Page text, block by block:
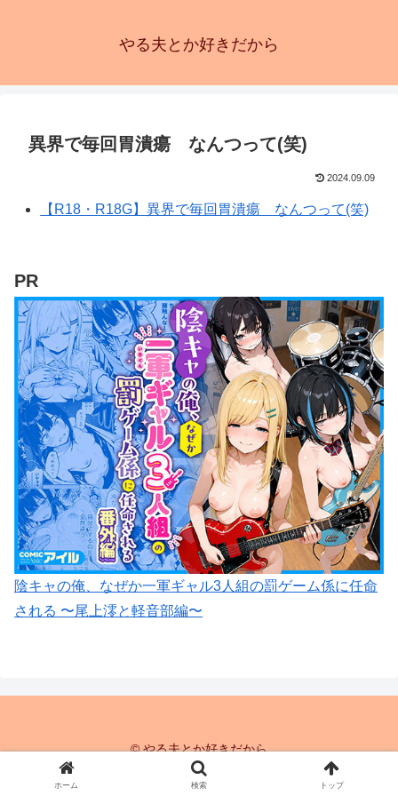
やる夫とか好きだから
異界で毎回胃潰瘍 なんつって(笑)
2024.09.09
【R18・R18G】異界で毎回胃潰瘍 なんつって(笑)
PR
陰キャの俺、なぜか一軍ギャル3人組の罰ゲーム係に任命
される 〜尾上澪と軽音部編〜
© やる夫とか好きだから
ホーム 検索 トップ